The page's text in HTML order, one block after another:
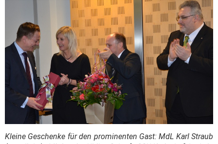
Kleine Geschenke für den prominenten Gast: MdL Karl Straub